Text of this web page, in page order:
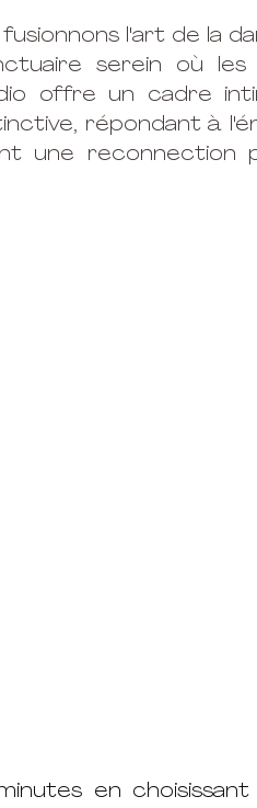
l'art de la
serein où les
offre un cadre
répondant à
une reconnection
en